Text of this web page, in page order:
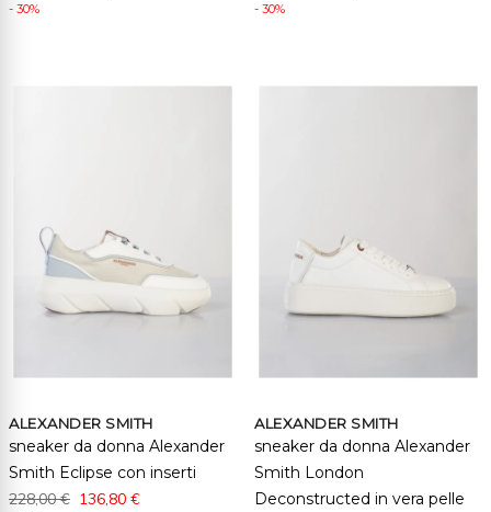
- 30% - 30%
ALEXANDER SMITH
sneaker da donna Alexander
Smith Eclipse con inserti
228,00 € 136,80 €
ALEXANDER SMITH
sneaker da donna Alexander
Smith London
Deconstructed in vera pelle